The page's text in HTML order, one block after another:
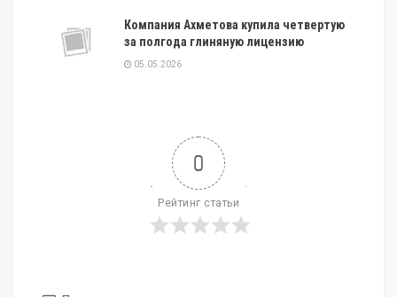
Компания Ахметова купила четвертую
за полгода глиняную лицензию
05.05.2026
0
Рейтинг статьи